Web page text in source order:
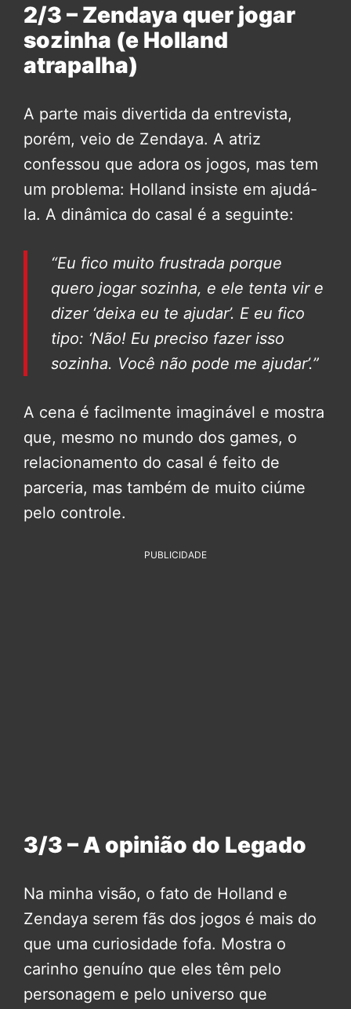
2/3 – Zendaya quer jogar
sozinha (e Holland
atrapalha)
A parte mais divertida da entrevista,
porém, veio de Zendaya. A atriz
confessou que adora os jogos, mas tem
um problema: Holland insiste em ajudá-
la. A dinâmica do casal é a seguinte:
“Eu fico muito frustrada porque
quero jogar sozinha, e ele tenta vir e
dizer ‘deixa eu te ajudar’. E eu fico
tipo: ‘Não! Eu preciso fazer isso
sozinha. Você não pode me ajudar’.”
A cena é facilmente imaginável e mostra
que, mesmo no mundo dos games, o
relacionamento do casal é feito de
parceria, mas também de muito ciúme
pelo controle.
PUBLICIDADE
3/3 – A opinião do Legado
Na minha visão, o fato de Holland e
Zendaya serem fãs dos jogos é mais do
que uma curiosidade fofa. Mostra o
carinho genuíno que eles têm pelo
personagem e pelo universo que